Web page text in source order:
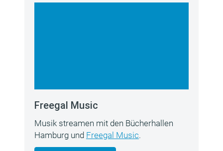
Freegal Music
Musik streamen mit den Bücherhallen
Hamburg und Freegal Music.